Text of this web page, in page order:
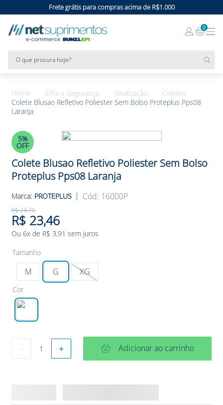
Frete grátis para compras acima de R$1.000
0
EPIs e Segurança Sinalização
Coletes
Colete Blusao Refletivo Poliester Sem Bolso Proteplus Pps08
Laranja
5%
OFF
Colete Blusao Refletivo Poliester Sem Bolso
Proteplus Pps08 Laranja
PROTEPLUS : 16000P
R$24,70
R$ 23,46
Ou 6x de R$ 3,91 sem juros
Tamanho
M G XG
Cor
＋ Adicionar ao carrinho